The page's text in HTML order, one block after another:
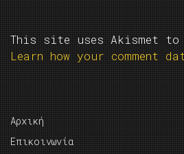
This site uses Akismet to
Learn how your comment
Αρχική
Επικοινωνία